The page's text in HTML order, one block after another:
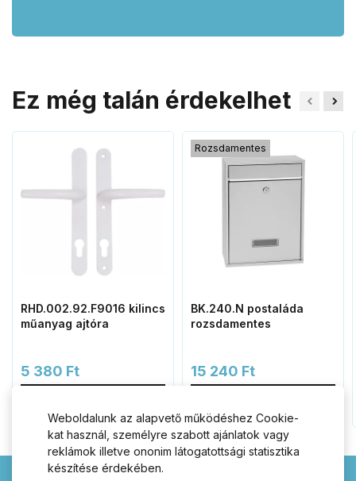
Ez még talán érdekelhet
RHD.002.92.F9016 kilincs
műanyag ajtóra
5 380 Ft
Rozsdamentes
BK.240.N postaláda
rozsdamentes
15 240 Ft
Weboldalunk az alapvető működéshez Cookie-
kat használ, személyre szabott ajánlatok vagy
reklámok illetve ononim látogatottsági statisztika
készítése érdekében.